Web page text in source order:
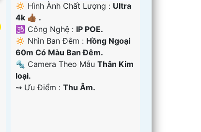
🔅 Hình Ành Chất Lượng : Ultra
4k 👍🏾 .
🕉️ Công Nghệ : IP POE.
🔅 Nhìn Ban Đêm : Hồng Ngoại
60m Có Màu Ban Ðêm.
🔩 Camera Theo MẫuThân Kim
loại.
️⇝ Ưu Điểm :Thu Âm.